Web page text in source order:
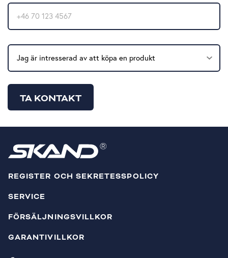
REGISTER OCH SEKRETESSPOLICY
SERVICE
FÖRSÄLJNINGSVILLKOR
GARANTIVILLKOR